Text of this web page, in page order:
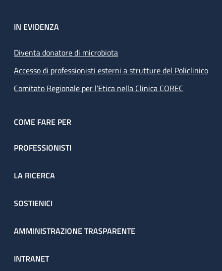
IN EVIDENZA
Diventa donatore di microbiota
Accesso di professionisti esterni a strutture del Policlinico
Comitato Regionale per l’Etica nella Clinica COREC
COME FARE PER
PROFESSIONISTI
LA RICERCA
SOSTIENICI
AMMINISTRAZIONE TRASPARENTE
INTRANET